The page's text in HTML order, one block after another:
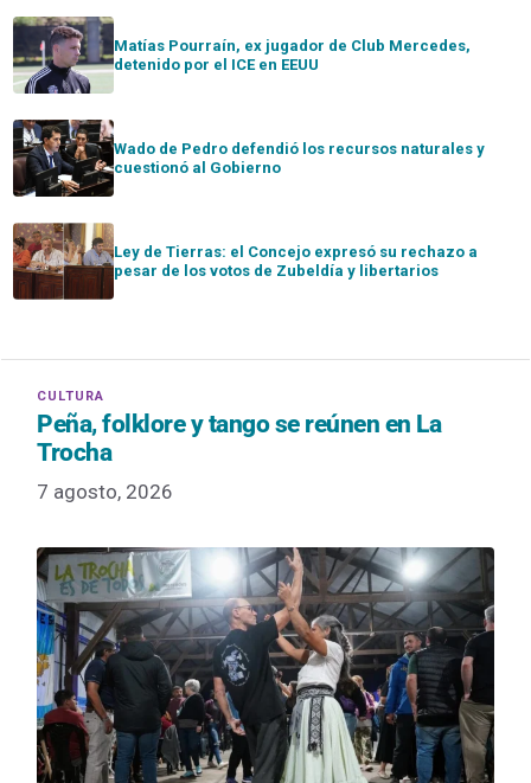
Matías Pourraín, ex jugador de Club Mercedes,
detenido por el ICE en EEUU
Wado de Pedro defendió los recursos naturales y
cuestionó al Gobierno
Ley de Tierras: el Concejo expresó su rechazo a
pesar de los votos de Zubeldía y libertarios
Peña, folklore y tango se reúnen en La
Trocha
7 agosto, 2026